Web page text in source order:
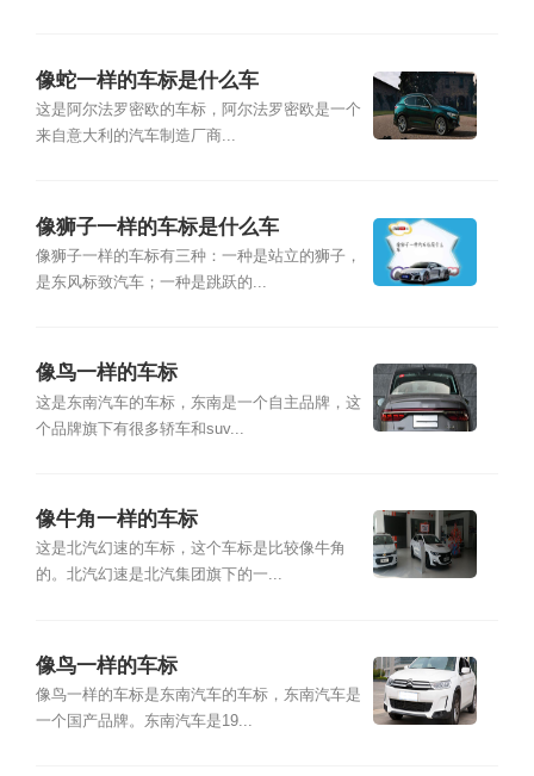
像蛇一样的车标是什么车
这是阿尔法罗密欧的车标，阿尔法罗密欧是一个
来自意大利的汽车制造厂商...
像狮子一样的车标是什么车
像狮子一样的车标有三种：一种是站立的狮子，
是东风标致汽车；一种是跳跃的...
像鸟一样的车标
这是东南汽车的车标，东南是一个自主品牌，这
个品牌旗下有很多轿车和suv...
像牛角一样的车标
这是北汽幻速的车标，这个车标是比较像牛角
的。北汽幻速是北汽集团旗下的一...
像鸟一样的车标
像鸟一样的车标是东南汽车的车标，东南汽车是
一个国产品牌。东南汽车是19...